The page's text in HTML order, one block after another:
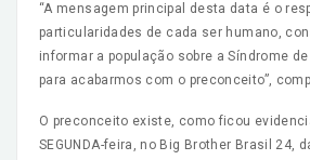
“A mensagem principal desta data é o
particularidades de cada ser humano,
informar a população sobre a Síndrome
para acabarmos com o preconceito”,
O preconceito existe, como ficou
SEGUNDA-feira, no Big Brother Brasil 24,